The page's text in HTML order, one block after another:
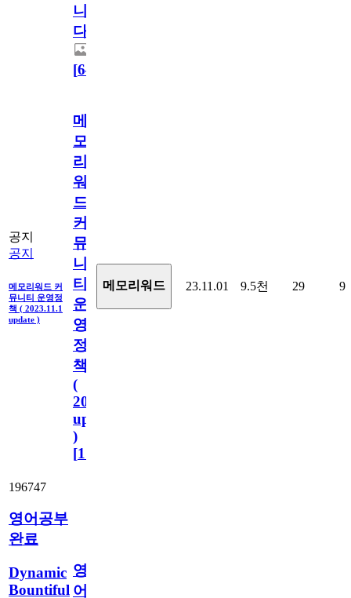
니
다.
[64
공지
공지
메모리워드 커
뮤니티 운영정
책 ( 2023.11.1
update )
메
모
리
워
드
커
뮤
니
티
운
영
정
책
(
2023.11.1
update
)
[110
메모리워드 23.11.01 9.5천 29 9
196747
영어공부
완료
Dynamic
Bountiful
영
어